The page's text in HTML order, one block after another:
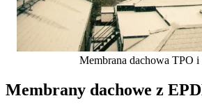
Membrana dachowa TPO
Membrany dachowe z